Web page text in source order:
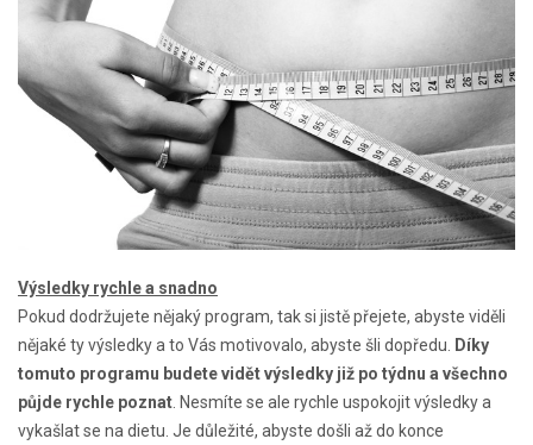
Výsledky rychle a snadno
Pokud dodržujete nějaký program, tak si jistě přejete, abyste viděli
nějaké ty výsledky a to Vás motivovalo, abyste šli dopředu. Díky
tomuto programu budete vidět výsledky již po týdnu a všechno
půjde rychle poznat. Nesmíte se ale rychle uspokojit výsledky a
vykašlat se na dietu. Je důležité, abyste došli až do konce